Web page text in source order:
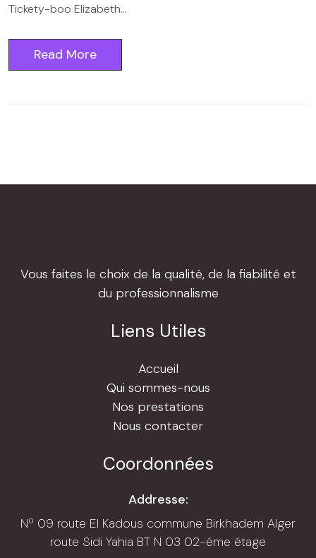
Tickety-boo Elizabeth...
Read More
Vous faites le choix de la qualité, de la fiabilité et
du professionnalisme
Liens Utiles
Accueil
Qui sommes-nous
Nos prestations
Nous contacter
Coordonnées
Addresse:
Nº 09 route El Kadous commune Birkhadem Alger
route Sidi Yahia BT N 03 02-éme étage